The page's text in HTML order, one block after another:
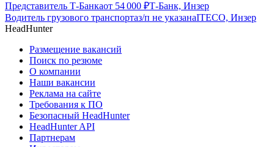
Представитель Т-Банкаот 54 000 ₽Т-Банк, Инзер
Водитель грузового транспортаз/п не указанаITECO, Инзер
HeadHunter
Размещение вакансий
Поиск по резюме
О компании
Наши вакансии
Реклама на сайте
Требования к ПО
Безопасный HeadHunter
HeadHunter API
Партнерам